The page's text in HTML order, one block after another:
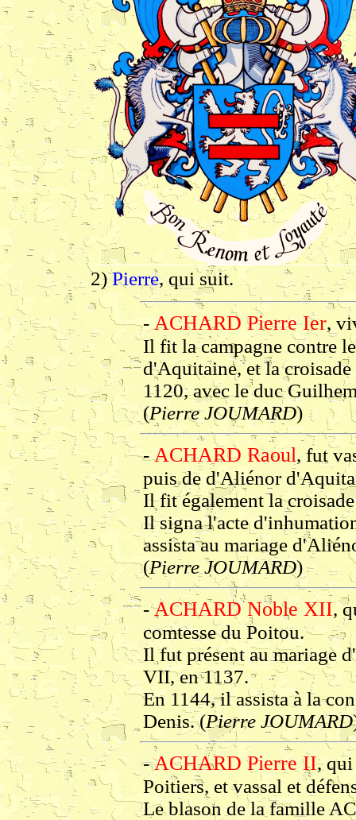
2)Pierre, qui suit.
- ACHARD Pierre Ier,
Il fit la campagne contre
d'Aquitaine, et la croisade
1120, avec le duc
(Pierre JOUMARD)
-ACHARD Raoul, fut
puis de d'Aliénor
Il fit également la
Il signa l'acte
assista au mariage
(Pierre JOUMARD)
-ACHARD Noble XII,
comtesse du Poitou.
Il fut présent au mariage
VII, en 1137.
En 1144, il assista à la
Denis. (Pierre JOUMARD
-ACHARD Pierre II, qui
Poitiers, et vassal et
Le blason de la famille